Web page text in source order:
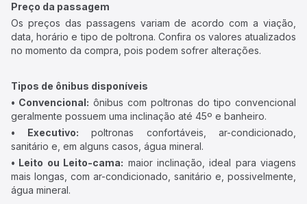
Preço da passagem
Os preços das passagens variam de acordo com a viação,
data, horário e tipo de poltrona. Confira os valores atualizados
no momento da compra, pois podem sofrer alterações.
Tipos de ônibus disponíveis
• Convencional: ônibus com poltronas do tipo convencional
geralmente possuem uma inclinação até 45º e banheiro.
• Executivo: poltronas confortáveis, ar-condicionado,
sanitário e, em alguns casos, água mineral.
• Leito ou Leito-cama: maior inclinação, ideal para viagens
mais longas, com ar-condicionado, sanitário e, possivelmente,
água mineral.